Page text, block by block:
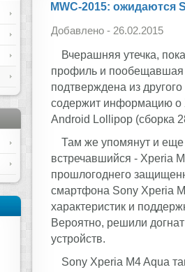
MWC-2015: ожидаются
Добавлено - 26.02.2015
Вчерашняя утечка,
профиль и пообещавшая
подтверждена из
содержит информацию о
Android Lollipop (сборка
Там же упомянут и еще
встречавшийся - Xperia
прошлогоднего
смартфона Sony Xperia
характеристик и
Вероятно, решили
устройств.
Sony Xperia M4 Aqua